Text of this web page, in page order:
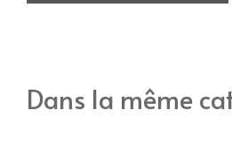
Dans la même